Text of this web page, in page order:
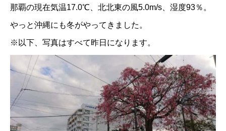
那覇の現在気温17.0℃、北北東の風5.0m/s、湿度93％。
やっと沖縄にも冬がやってきました。
※以下、写真はすべて昨日になります。